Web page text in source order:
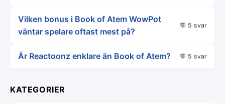
Vilken bonus i Book of Atem WowPot
väntar spelare oftast mest på?
💬 5 svar
Är Reactoonz enklare än Book of Atem? 💬 5 svar
KATEGORIER